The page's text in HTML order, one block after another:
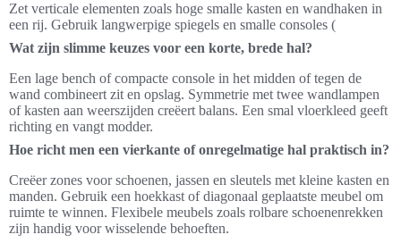
Zet verticale elementen zoals hoge smalle kasten en wandhaken in
een rij. Gebruik langwerpige spiegels en smalle consoles (
Wat zijn slimme keuzes voor een korte, brede hal?
Een lage bench of compacte console in het midden of tegen de
wand combineert zit en opslag. Symmetrie met twee wandlampen
of kasten aan weerszijden creëert balans. Een smal vloerkleed geeft
richting en vangt modder.
Hoe richt men een vierkante of onregelmatige hal praktisch in?
Creëer zones voor schoenen, jassen en sleutels met kleine kasten en
manden. Gebruik een hoekkast of diagonaal geplaatste meubel om
ruimte te winnen. Flexibele meubels zoals rolbare schoenenrekken
zijn handig voor wisselende behoeften.